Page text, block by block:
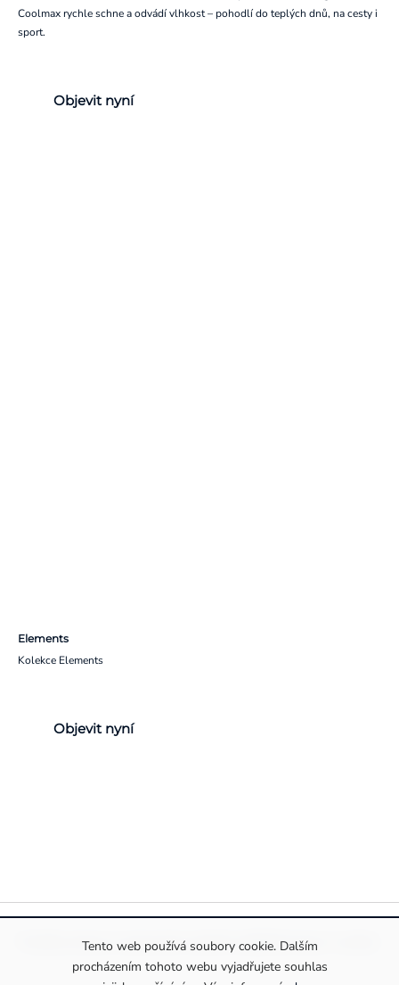
Tento web používá soubory cookie. Dalším
procházením tohoto webu vyjadřujete souhlas
Coolmax rychle schne a odvádí vlhkost – pohodlí do teplých dnů, na cesty i
sport.
Objevit nyní
Elements
Kolekce Elements
Objevit nyní
Pravidla ochrany a zpracování osobních údajůInformace o cookies